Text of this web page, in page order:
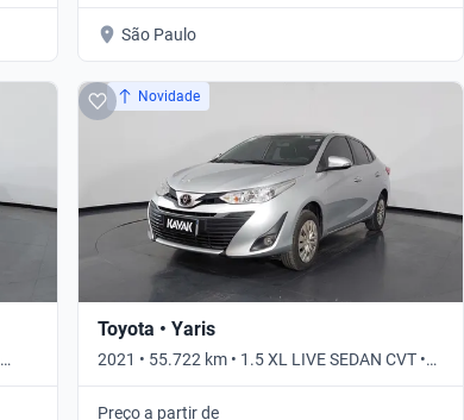
São Paulo
Novidade
Toyota • Yaris
2021 • 55.722 km • 1.5 XL LIVE SEDAN CVT •
Automático
Preço a partir de